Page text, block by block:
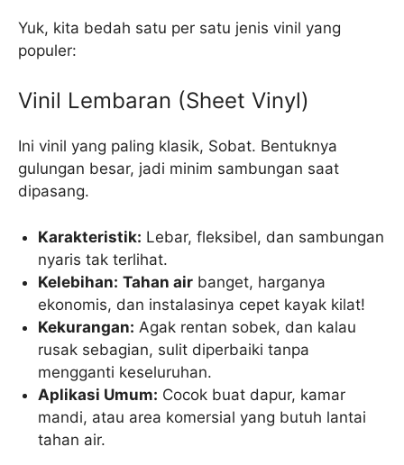
Yuk, kita bedah satu per satu jenis vinil yang
populer:
Vinil Lembaran (Sheet Vinyl)
Ini vinil yang paling klasik, Sobat. Bentuknya
gulungan besar, jadi minim sambungan saat
dipasang.
Karakteristik: Lebar, fleksibel, dan sambungan
nyaris tak terlihat.
Kelebihan: Tahan air banget, harganya
ekonomis, dan instalasinya cepet kayak kilat!
Kekurangan: Agak rentan sobek, dan kalau
rusak sebagian, sulit diperbaiki tanpa
mengganti keseluruhan.
Aplikasi Umum: Cocok buat dapur, kamar
mandi, atau area komersial yang butuh lantai
tahan air.